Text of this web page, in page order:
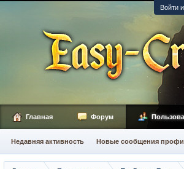
Войти
Главная Форум
Недавняя активность Новые сообщения